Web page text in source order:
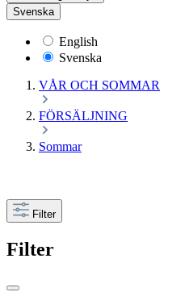
Svenska
English
Svenska
VÅR OCH SOMMAR
FÖRSÄLJNING
Sommar
Filter
Filter